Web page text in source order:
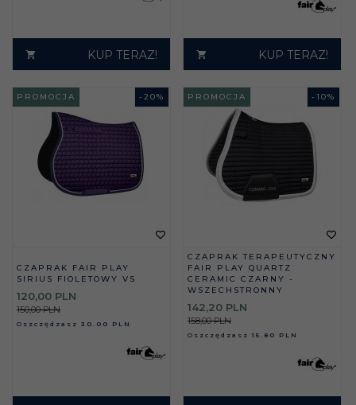
KUP TERAZ! KUP TERAZ!
- 20%
PROMOCJA
CZAPRAK FAIR PLAY
SIRIUS FIOLETOWY VS
120,00 PLN
150,00 PLN
Oszczędzasz 30.00 PLN
- 10%
PROMOCJA
CZAPRAK TERAPEUTYCZNY
FAIR PLAY QUARTZ
CERAMIC CZARNY -
WSZECHSTRONNY
142,20 PLN
158,00 PLN
Oszczędzasz 15.80 PLN